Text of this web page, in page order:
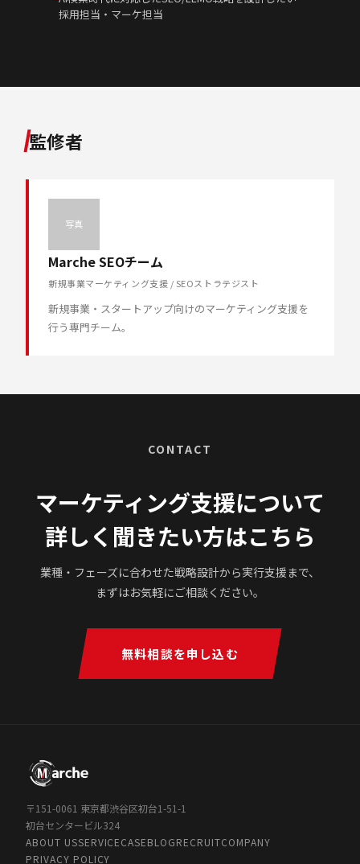
採用担当・マーケ担当
監修者
写真
Marche SEOチーム
新規事業マーケティング支援 / SEOストラテジスト
新規事業・スタートアップ向けのマーケティング支援を
行う専門チーム。
CONTACT
マーケティング支援について
詳しく聞きたい方はこちら
業種・フェーズに合わせた戦略設計から実行支援まで、
まずはお気軽にご相談ください。
無料相談を申し込む
〒151-0061 東京都渋谷区初台1-51-1
初台センタービル324
ABOUT USSERVICECASEBLOGRECRUITCOMPANY
PRIVACY POLICY